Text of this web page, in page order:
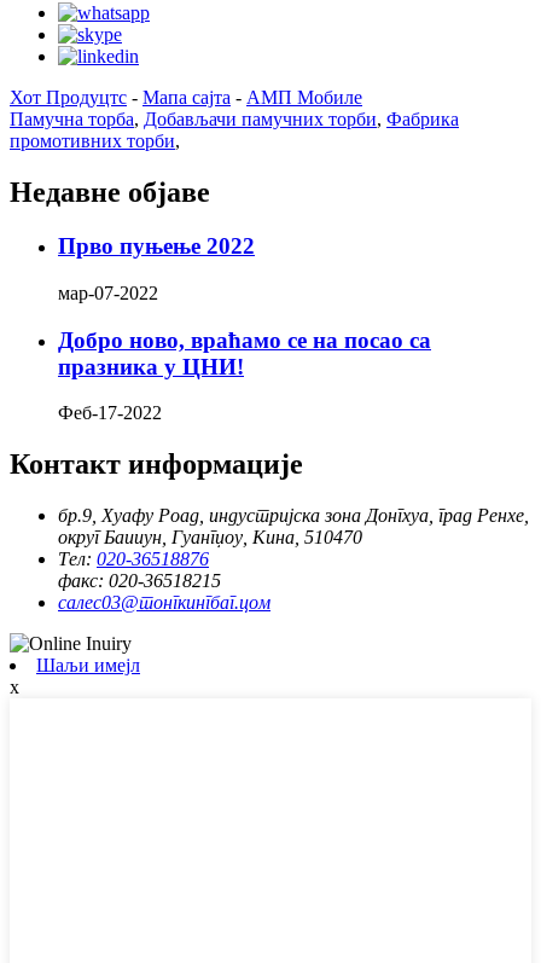
Хот Продуцтс - Мапа сајта - АМП Мобиле
Памучна торба, Добављачи памучних торби, Фабрика
промотивних торби,
Недавне објаве
Прво пуњење 2022
мар-07-2022
Добро ново, враћамо се на посао са
празника у ЦНИ!
Феб-17-2022
Контакт информације
бр.9, Хуафу Роад, индустријска зона Донгхуа, град Ренхе,
округ Баииун, Гуангџоу, Кина, 510470
Тел: 020-36518876
факс: 020-36518215
салес03@тонгкингбаг.цом
Шаљи имејл
x